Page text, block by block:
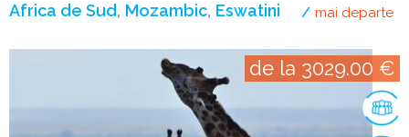
Africa de Sud Mozambic Eswatini mai departe
de la 3029.00 €